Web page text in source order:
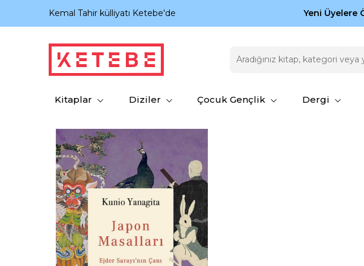
Kemal Tahir külliyatı Ketebe'de Zamansız eserler
Yeni Üyelere
Kitaplar Diziler Çocuk Gençlik Dergi